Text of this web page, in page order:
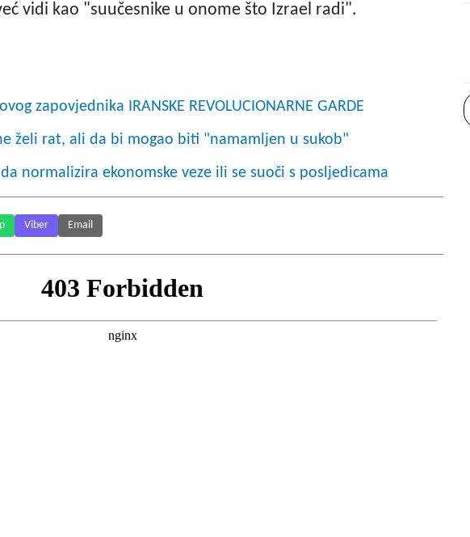
vidi kao "suučesnike u onome što Izrael radi".
zapovjednika IRANSKE REVOLUCIONARNE GARDE
želi rat, ali da bi mogao biti "namamljen u sukob"
normalizira ekonomske veze ili se suoči s posljedicama
Viber Email